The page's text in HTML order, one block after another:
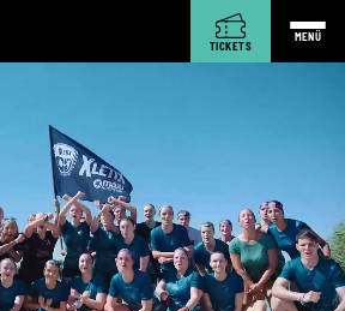
TICKETS
MENÜ